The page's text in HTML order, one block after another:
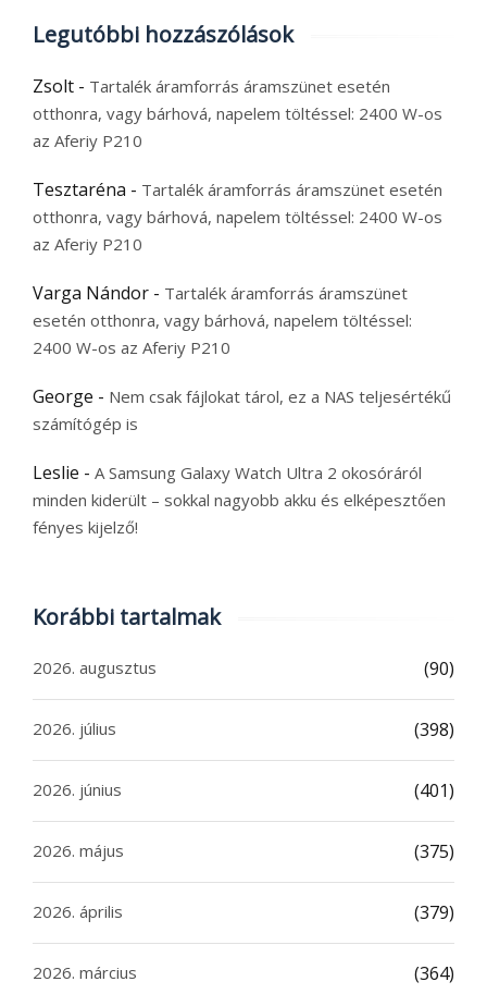
Legutóbbi hozzászólások
Zsolt - Tartalék áramforrás áramszünet esetén
otthonra, vagy bárhová, napelem töltéssel: 2400 W-os
az Aferiy P210
Tesztaréna - Tartalék áramforrás áramszünet esetén
otthonra, vagy bárhová, napelem töltéssel: 2400 W-os
az Aferiy P210
Varga Nándor - Tartalék áramforrás áramszünet
esetén otthonra, vagy bárhová, napelem töltéssel:
2400 W-os az Aferiy P210
George - Nem csak fájlokat tárol, ez a NAS teljesértékű
számítógép is
Leslie - A Samsung Galaxy Watch Ultra 2 okosóráról
minden kiderült – sokkal nagyobb akku és elképesztően
fényes kijelző!
Korábbi tartalmak
2026. augusztus (90)
2026. július (398)
2026. június (401)
2026. május (375)
2026. április (379)
2026. március (364)